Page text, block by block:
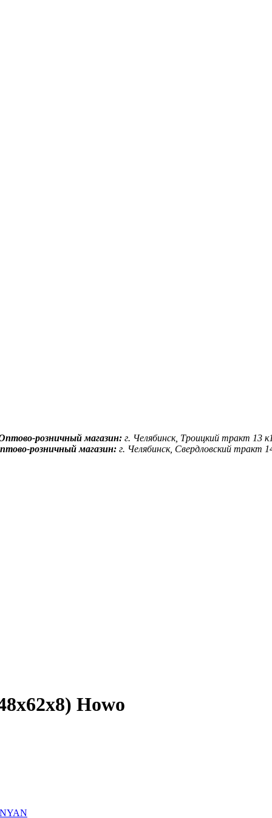
розничный магазин: г. Челябинск, Троицкий тракт 13
розничный магазин:г. Челябинск, Свердловский тракт
Howo